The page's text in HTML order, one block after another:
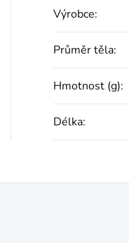
Výrobce:
Průměr těla:
Hmotnost (g):
Délka: